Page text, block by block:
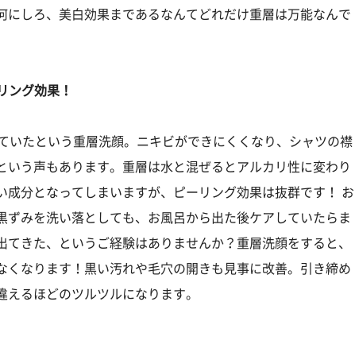
にしろ、美白効果まであるなんてどれだけ重層は万能なんで
ング効果！
いたという重層洗顔。ニキビができにくくなり、シャツの襟
いう声もあります。重層は水と混ぜるとアルカリ性に変わり
成分となってしまいますが、ピーリング効果は抜群です！ お
ずみを洗い落としても、お風呂から出た後ケアしていたらま
てきた、というご経験はありませんか？重層洗顔をすると、
くなります！黒い汚れや毛穴の開きも見事に改善。引き締め
えるほどのツルツルになります。